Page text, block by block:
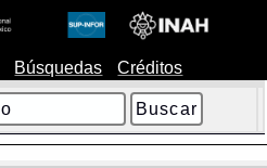
Búsquedas Créditos